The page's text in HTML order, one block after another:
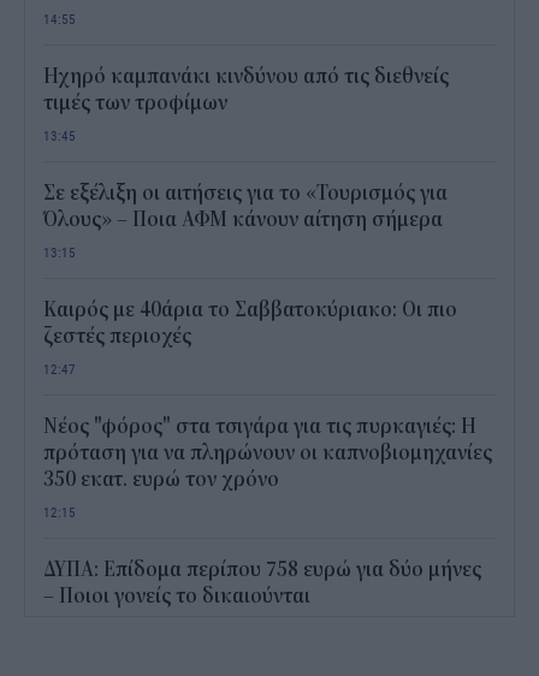
14:55
Ηχηρό καμπανάκι κινδύνου από τις διεθνείς
τιμές των τροφίμων
13:45
Σε εξέλιξη οι αιτήσεις για το «Τουρισμός για
Όλους» – Ποια ΑΦΜ κάνουν αίτηση σήμερα
13:15
Καιρός με 40άρια το Σαββατοκύριακο: Οι πιο
ζεστές περιοχές
12:47
Νέος "φόρος" στα τσιγάρα για τις πυρκαγιές: Η
πρόταση για να πληρώνουν οι καπνοβιομηχανίες
350 εκατ. ευρώ τον χρόνο
12:15
ΔΥΠΑ: Επίδομα περίπου 758 ευρώ για δύο μήνες
– Ποιοι γονείς το δικαιούνται